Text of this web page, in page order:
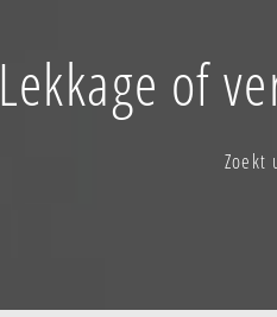
Lekkage of
Zoekt